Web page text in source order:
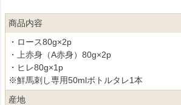
商品内容
・ロース80g×2p
・上赤身（A赤身）80g×2p
・ヒレ80g×1p
※鮮馬刺し専用50mlボトルタレ1本
産地